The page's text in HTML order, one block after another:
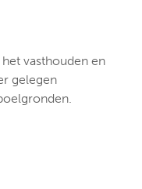
vasthouden en
gelegen